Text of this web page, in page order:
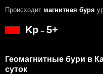
Происходит магнитная буря
Kp = 5+
Геомагнитные бури в
суток